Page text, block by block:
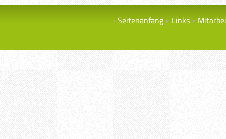
Seitenanfang Links